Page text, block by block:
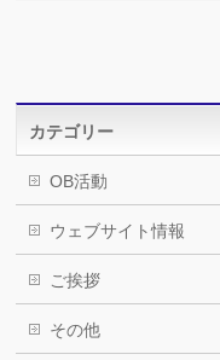
カテゴリー
OB活動
ウェブサイト情報
ご挨拶
その他